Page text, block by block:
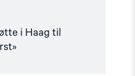
i Haag til